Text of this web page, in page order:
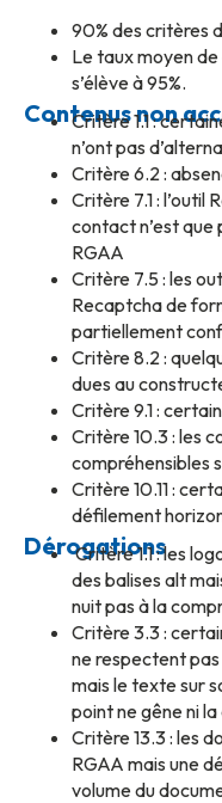
90% des critères
Le taux moyen
s’élève à 95%.
Contenus non
Critère 1.1 :
n’ont pas
Critère 6.2 :
Critère 7.1 : l’outil
contact n’est
RGAA
Critère 7.5 : les
Recaptcha de
partiellement
Critère 8.2 :
dues au
Critère 9.1 :
Critère 10.3 : les
compréhensibles
Critère 10.11 :
défilement
Dérogations
Critère 1.1 : les
des balises alt
nuit pas à la
Critère 3.3 :
ne respectent
mais le texte sur
point ne gêne ni
Critère 13.3 : les
RGAA mais une
volume du